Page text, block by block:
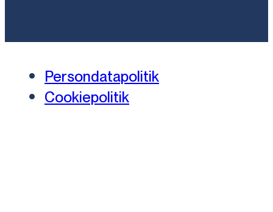
Persondatapolitik
Cookiepolitik